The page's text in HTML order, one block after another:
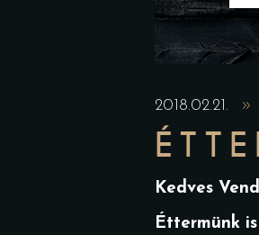
2018.02.21.
Kedves
Éttermünk